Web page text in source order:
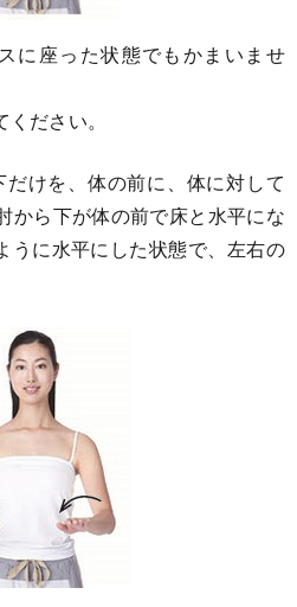
に座った状態でもかまいませ
ださい。
だけを、体の前に、体に対して
から下が体の前で床と水平にな
うに水平にした状態で、左右の